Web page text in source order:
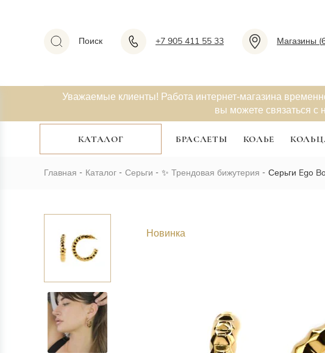
Поиск +7 905 411 55 33 Магазины (
Уважаемые клиенты! Работа интернет-магазина
вы можете связаться с
КАТАЛОГ БРАСЛЕТЫ КОЛЬЕ
Главная Каталог Серьги ✨ Трендовая бижутерия Серьги Ego
Новинка